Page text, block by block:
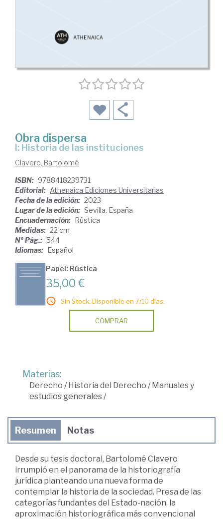
Obra dispersa
I: Historia de las instituciones
Clavero, Bartolomé
ISBN: 9788418239731
Editorial: Athenaica Ediciones Universitarias
Fecha de la edición: 2023
Lugar de la edición: Sevilla. España
Encuadernación: Rústica
Medidas: 22 cm
Nº Pág.: 544
Idiomas: Español
Papel: Rústica
35,00 €
Sin Stock. Disponible en 7/10 días.
COMPRAR
Materias:
Derecho /Historia del Derecho /Manuales y
estudios generales /
Resumen Notas
Desde su tesis doctoral, Bartolomé Clavero
irrumpió en el panorama de la historiografía
jurídica planteando una nueva forma de
contemplar la historia de la sociedad. Presa de las
categorías fundantes del Estado-nación, la
aproximación historiográfica más convencional